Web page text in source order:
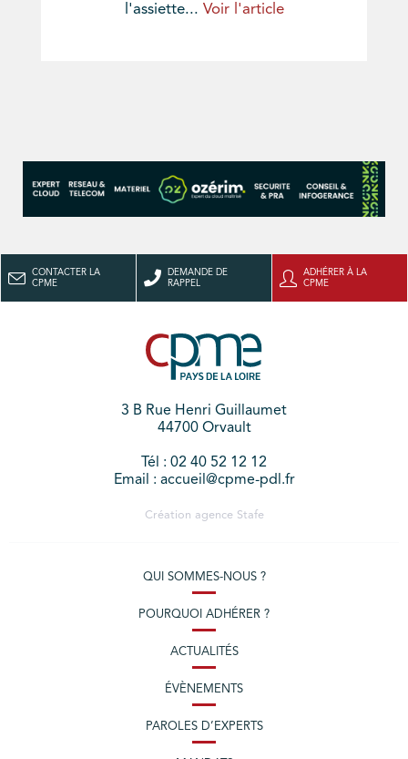
l'assiette... Voir l'article
CONTACTER LA
CPME
DEMANDE DE
RAPPEL
ADHÉRER À LA
CPME
3 B Rue Henri Guillaumet
44700 Orvault
Tél : 02 40 52 12 12
Email : accueil@cpme-pdl.fr
Création agence Stafe
QUI SOMMES-NOUS ?
POURQUOI ADHÉRER ?
ACTUALITÉS
ÉVÈNEMENTS
PAROLES D’EXPERTS